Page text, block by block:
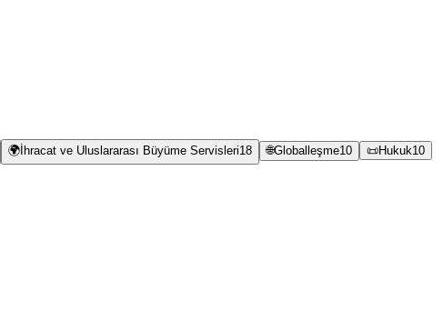
🌍 İhracat ve Uluslararası Büyüme Servisleri18 🌐Globalleşme10 📜Hukuk10